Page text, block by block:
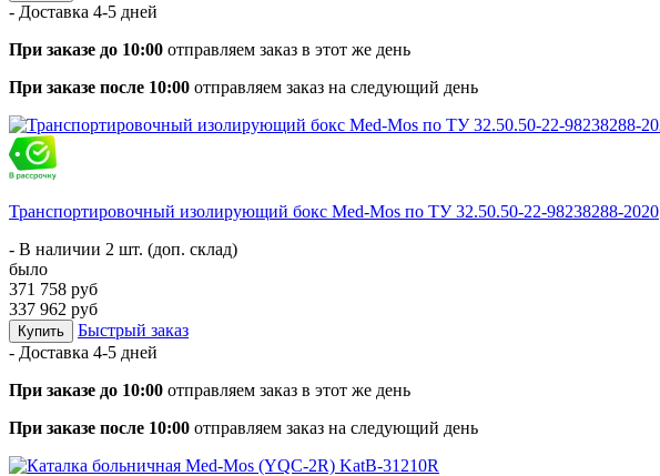
- Доставка 4-5 дней
При заказе до 10:00 отправляем заказ в этот же день
При заказе после 10:00 отправляем заказ на следующий день
Транспортировочный изолирующий бокс Med-Mos по ТУ 32.50.50-22-98238288-2020
- В наличии 2 шт. (доп. склад)
было
371 758 руб
337 962 руб
Купить
Быстрый заказ
- Доставка 4-5 дней
При заказе до 10:00 отправляем заказ в этот же день
При заказе после 10:00 отправляем заказ на следующий день